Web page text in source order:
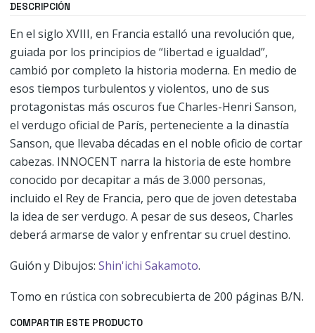
DESCRIPCIÓN
En el siglo XVIII, en Francia estalló una revolución que,
guiada por los principios de “libertad e igualdad”,
cambió por completo la historia moderna. En medio de
esos tiempos turbulentos y violentos, uno de sus
protagonistas más oscuros fue Charles-Henri Sanson,
el verdugo oficial de París, perteneciente a la dinastía
Sanson, que llevaba décadas en el noble oficio de cortar
cabezas. INNOCENT narra la historia de este hombre
conocido por decapitar a más de 3.000 personas,
incluido el Rey de Francia, pero que de joven detestaba
la idea de ser verdugo. A pesar de sus deseos, Charles
deberá armarse de valor y enfrentar su cruel destino.
Guión y Dibujos: Shin'ichi Sakamoto.
Tomo en rústica con sobrecubierta de 200 páginas B/N.
COMPARTIR ESTE PRODUCTO